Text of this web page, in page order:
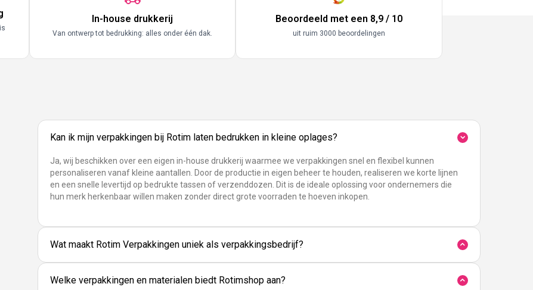
In-house drukkerij
Van ontwerp tot bedrukking: alles onder één dak.
Beoordeeld met een 8,9 / 10
uit ruim 3000 beoordelingen
Kan ik mijn verpakkingen bij Rotim laten bedrukken in kleine oplages?
Ja, wij beschikken over een eigen in-house drukkerij waarmee we verpakkingen snel en flexibel kunnen
personaliseren vanaf kleine aantallen. Door de productie in eigen beheer te houden, realiseren we korte lijnen
en een snelle levertijd op bedrukte tassen of verzenddozen. Dit is de ideale oplossing voor ondernemers die
hun merk herkenbaar willen maken zonder direct grote voorraden te hoeven inkopen.
Wat maakt Rotim Verpakkingen uniek als verpakkingsbedrijf?
Welke verpakkingen en materialen biedt Rotimshop aan?